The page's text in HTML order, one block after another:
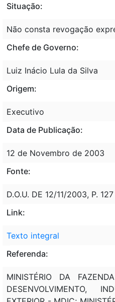
Situação:
Não consta revogação
Chefe de Governo:
Luiz Inácio Lula da Silva
Origem:
Executivo
Data de Publicação:
12 de Novembro de 2003
Fonte:
D.O.U. DE 12/11/2003, P. 127
Link:
Texto integral
Referenda:
MINISTÉRIO DA
DESENVOLVIMENTO,